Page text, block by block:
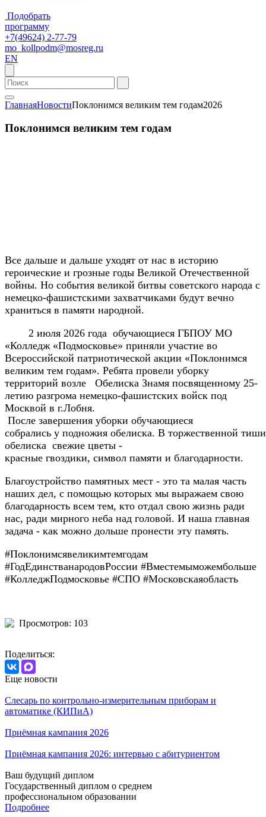
Подобрать
программу
+7(49624) 2-77-79
mo_kollpodm@mosreg.ru
EN
ГлавнаяНовостиПоклонимся великим тем годам2026
Поклонимся великим тем годам
Все дальше и дальше уходят от нас в историю
героические и грозные годы Великой Отечественной
войны. Но события великой битвы советского народа с
немецко-фашистскими захватчиками будут вечно
храниться в памяти народной.
2 июля 2026 года обучающиеся ГБПОУ МО
«Колледж «Подмосковье» приняли участие во
Всероссийской патриотической акции «Поклонимся
великим тем годам». Ребята провели уборку
территорий возле Обелиска Знамя посвященному 25-
летию разгрома немецко-фашистских войск под
Москвой в г.Лобня.
После завершения уборки обучающиеся
собрались у подножия обелиска. В торжественной
обелиска свежие цветы -
красные гвоздики, символ памяти и благодарности.
Благоустройство памятных мест - это та малая часть
наших дел, с помощью которых мы выражаем свою
благодарность всем тем, кто отдал свою жизнь ради
нас, ради мирного неба над головой. И наша главная
задача - как можно дольше пронести эту память.
#Поклонимсявеликимтемгодам
#ГодЕдинстванародовРоссии #Вместемыможембольше
#КолледжПодмосковье #СПО #Московскаяобласть
Просмотров: 103
Поделиться:
Еще новости
Слесарь по контрольно-измерительным приборам и
автоматике (КИПиА)
Приёмная кампания 2026
Приёмная кампания 2026: интервью с абитуриентом
Ваш будущий диплом
Государственный диплом о среднем
профессиональном образовании
Подробнее